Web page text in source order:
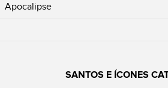
Apocalipse
SANTOS E ÍCONES